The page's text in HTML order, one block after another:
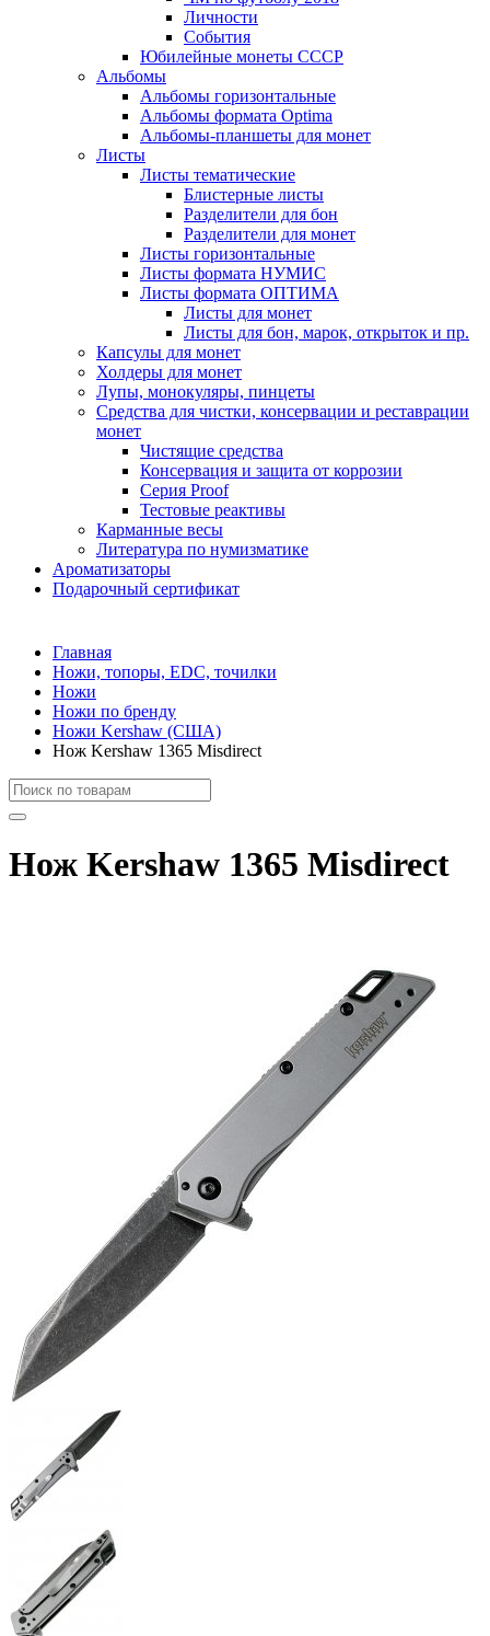
Личности
События
Юбилейные монеты СССР
Альбомы
Альбомы горизонтальные
Альбомы формата Optima
Альбомы-планшеты для монет
Листы
Листы тематические
Блистерные листы
Разделители для бон
Разделители для монет
Листы горизонтальные
Листы формата НУМИС
Листы формата ОПТИМА
Листы для монет
Листы для бон, марок, открыток и пр.
Капсулы для монет
Холдеры для монет
Лупы, монокуляры, пинцеты
Средства для чистки, консервации и реставрации
монет
Чистящие средства
Консервация и защита от коррозии
Серия Proof
Тестовые реактивы
Карманные весы
Литература по нумизматике
Ароматизаторы
Подарочный сертификат
Главная
Ножи, топоры, EDC, точилки
Ножи
Ножи по бренду
Ножи Kershaw (США)
Нож Kershaw 1365 Misdirect
Нож Kershaw 1365 Misdirect